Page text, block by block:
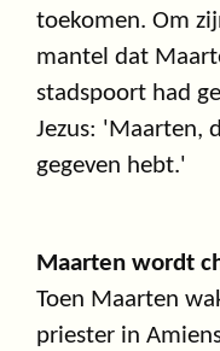
toekomen. Om
mantel dat
stadspoort had
Jezus: 'Maarten,
gegeven hebt.'
Maarten wordt
Toen Maarten
priester in